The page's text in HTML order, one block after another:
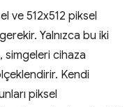
ve 512x512 piksel
Yalnızca bu iki
simgeleri cihaza
Kendi
piksel